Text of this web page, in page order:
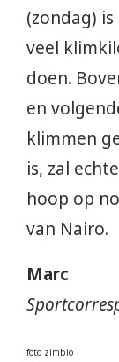
(zondag)
veel
doen.
en
klimmen
is, zal
hoop op
van Nairo.
Marc
foto zimbio